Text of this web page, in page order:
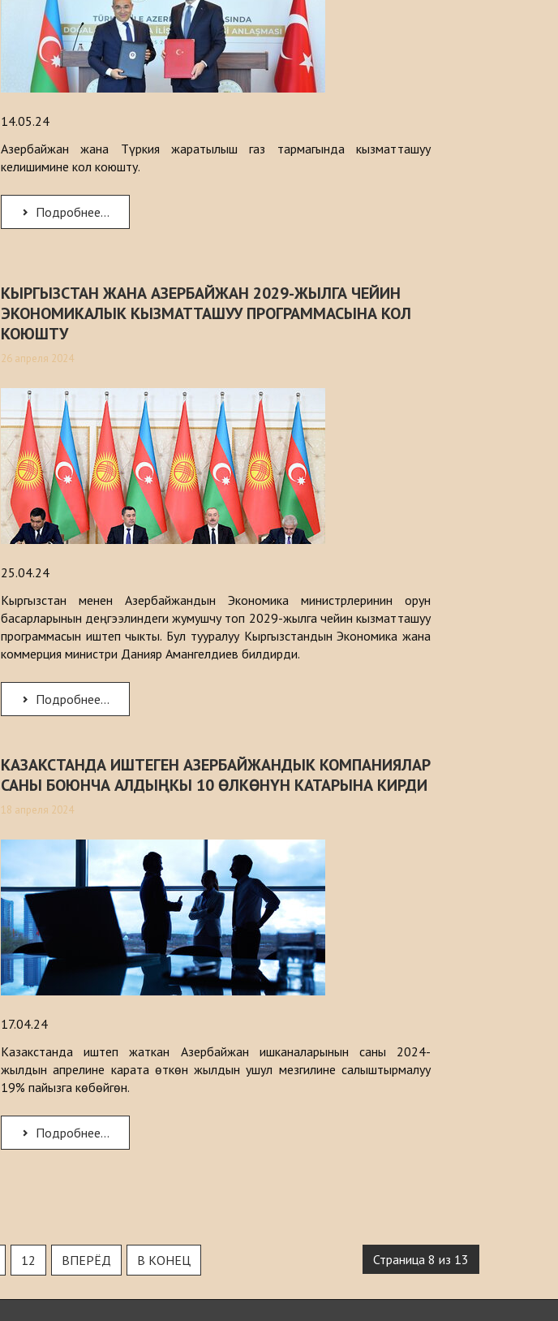
14.05.24
Азербайжан жана Түркия жаратылыш газ тармагында кызматташуу
келишимине кол коюшту.
Подробнее...
КЫРГЫЗСТАН ЖАНА АЗЕРБАЙЖАН 2029-ЖЫЛГА ЧЕЙИН
ЭКОНОМИКАЛЫК КЫЗМАТТАШУУ ПРОГРАММАСЫНА КОЛ
КОЮШТУ
26 апреля 2024
25.04.24
Кыргызстан менен Азербайжандын Экономика министрлеринин орун
басарларынын деңгээлиндеги жумушчу топ 2029-жылга чейин кызматташуу
программасын иштеп чыкты. Бул тууралуу Кыргызстандын Экономика жана
коммерция министри Данияр Амангелдиев билдирди.
Подробнее...
КАЗАКСТАНДА ИШТЕГЕН АЗЕРБАЙЖАНДЫК КОМПАНИЯЛАР
САНЫ БОЮНЧА АЛДЫҢКЫ 10 ӨЛКӨНҮН КАТАРЫНА КИРДИ
18 апреля 2024
17.04.24
Казакстанда иштеп жаткан Азербайжан ишканаларынын саны 2024-
жылдын апрелине карата өткөн жылдын ушул мезгилине салыштырмалуу
19% пайызга көбөйгөн.
Подробнее...
Страница 8 из 13
12 ВПЕРЁД В КОНЕЦ